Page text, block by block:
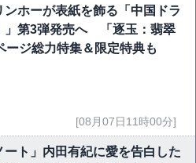
ンホーが表紙を飾る「中国ドラ
」第3弾発売へ 「逐玉：翡翠
ージ総力特集＆限定特典も
[08月07日11時00分]
ート」内田有紀に愛を告白した